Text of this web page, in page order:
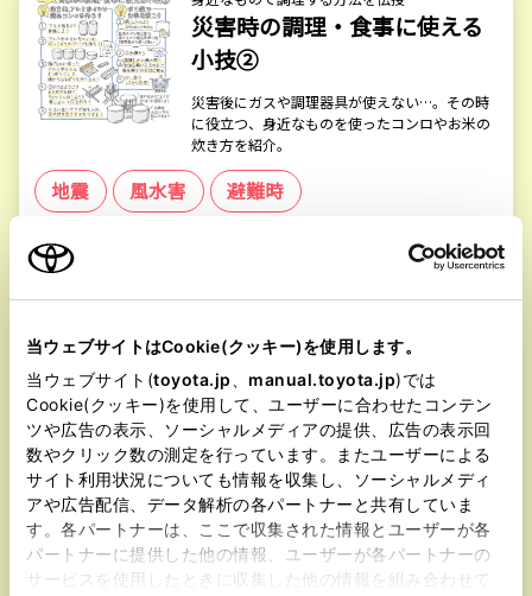
当ウェブサイトはCookie(クッキー)を使用します。
当ウェブサイト(toyota.jp manual.toyota.jp)では
Cookie(クッキー)を使用して、ユーザーに合わせたコンテン
ツや広告の表示、ソーシャルメディアの提供、広告の表示回
数やクリック数の測定を行っています。またユーザーによる
サイト利用状況についても情報を収集し、ソーシャルメディ
アや広告配信、データ解析の各パートナーと共有していま
す。各パートナーは、ここで収集された情報とユーザーが各
パートナーに提供した他の情報、ユーザーが各パートナーの
サービスを使用したときに収集した他の情報を組み合わせて
災害時の調理・食事に使える
小技②
災害後にガスや調理器具が使えない…。その時
に役立つ、身近なものを使ったコンロやお米の
炊き方を紹介。
地震 風水害
避難時
記事を読む →
身近なもので代用しよう－避
難生活－
避難所でのプライバシー確保や感染対策など、
段ボールを使って居住環境を快適にする工夫に
ついて紹介。
地震 風水害
避難時
記事を読む
→